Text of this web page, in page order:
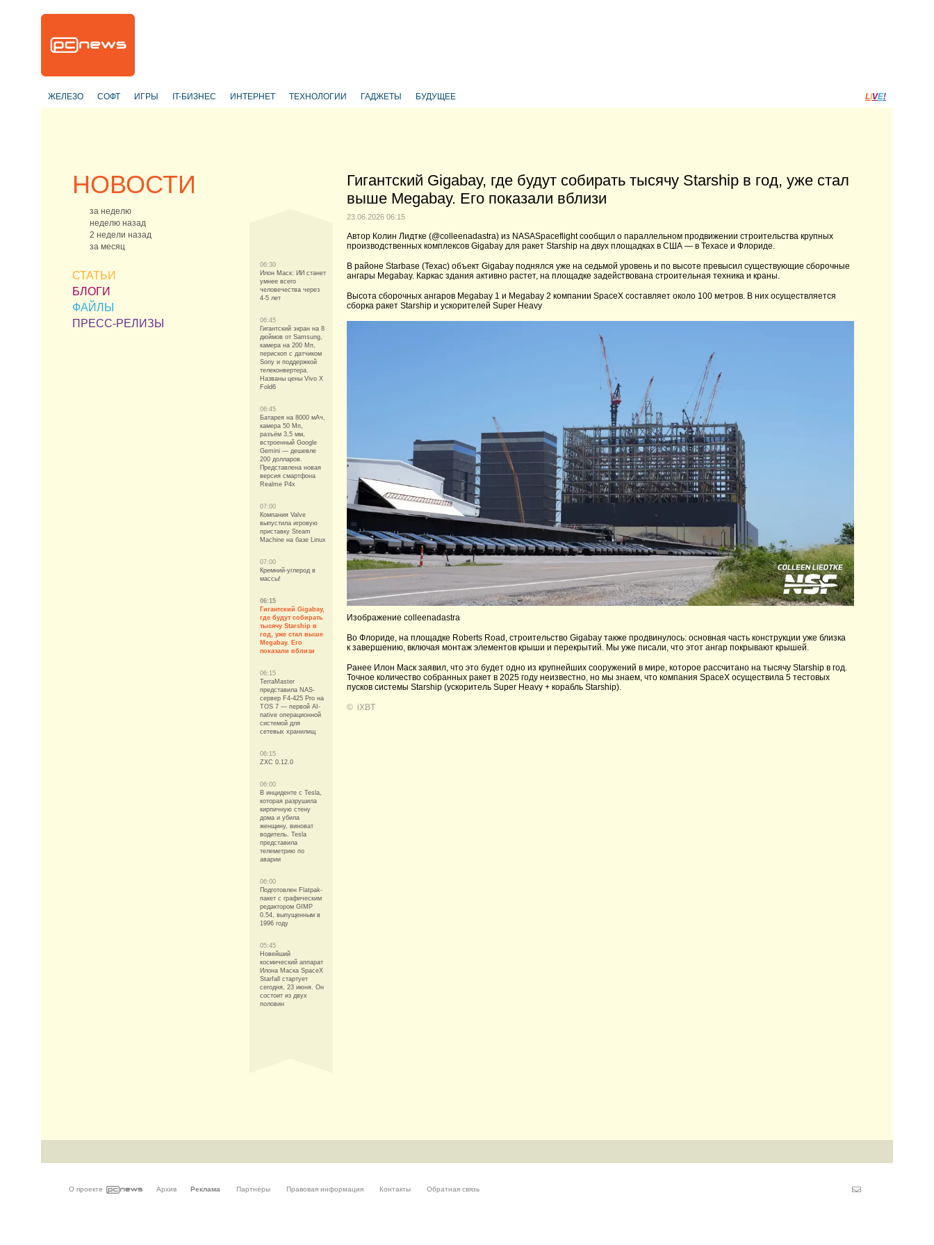
ЖЕЛЕЗО СОФТ ИГРЫ IT-БИЗНЕС ИНТЕРНЕТ ТЕХНОЛОГИИ ГАДЖЕТЫ БУДУЩЕЕ LIVE!
НОВОСТИ
за неделю
неделю назад
2 недели назад
за месяц
СТАТЬИ
БЛОГИ
ФАЙЛЫ
ПРЕСС-РЕЛИЗЫ
06:30
Илон Маск: ИИ станет
умнее всего
человечества через
4-5 лет
06:45
Гигантский экран на 8
дюймов от Samsung,
камера на 200 Мп,
перископ с датчиком
Sony и поддержкой
телеконвертера.
Названы цены Vivo X
Fold6
06:45
Батарея на 8000 мАч,
камера 50 Мп,
разъём 3,5 мм,
встроенный Google
Gemini — дешевле
200 долларов.
Представлена новая
версия смартфона
Realme P4x
07:00
Компания Valve
выпустила игровую
приставку Steam
Machine на базе Linux
07:00
Кремний-углерод в
массы!
06:15
Гигантский Gigabay,
где будут собирать
тысячу Starship в
год, уже стал выше
Megabay. Его
показали вблизи
06:15
TerraMaster
представила NAS-
сервер F4-425 Pro на
TOS 7 — первой AI-
native операционной
системой для
сетевых хранилищ
06:15
ZXC 0.12.0
06:00
В инциденте с Tesla,
которая разрушила
кирпичную стену
дома и убила
женщину, виноват
водитель. Tesla
представила
телеметрию по
аварии
06:00
Подготовлен Flatpak-
пакет с графическим
редактором GIMP
0.54, выпущенным в
1996 году
05:45
Новейший
космический аппарат
Илона Маска SpaceX
Starfall стартует
сегодня, 23 июня. Он
состоит из двух
половин
Гигантский Gigabay, где будут собирать тысячу Starship в год, уже стал
выше Megabay. Его показали вблизи
23.06.2026 06:15
Автор Колин Лидтке (@colleenadastra) из NASASpaceflight сообщил о параллельном продвижении строительства крупных
производственных комплексов Gigabay для ракет Starship на двух площадках в США — в Техасе и Флориде.
В районе Starbase (Техас) объект Gigabay поднялся уже на седьмой уровень и по высоте превысил существующие сборочные
ангары Megabay. Каркас здания активно растет, на площадке задействована строительная техника и краны.
Высота сборочных ангаров Megabay 1 и Megabay 2 компании SpaceX составляет около 100 метров. В них осуществляется
сборка ракет Starship и ускорителей Super Heavy
Изображение colleenadastra
Во Флориде, на площадке Roberts Road, строительство Gigabay также продвинулось: основная часть конструкции уже близка
к завершению, включая монтаж элементов крыши и перекрытий. Мы уже писали, что этот ангар покрывают крышей.
Ранее Илон Маск заявил, что это будет одно из крупнейших сооружений в мире, которое рассчитано на тысячу Starship в год.
Точное количество собранных ракет в 2025 году неизвестно, но мы знаем, что компания SpaceX осуществила 5 тестовых
пусков системы Starship (ускоритель Super Heavy + корабль Starship).
© iXBT
О проекте Архив Реклама Партнёры Правовая информация Контакты Обратная связь